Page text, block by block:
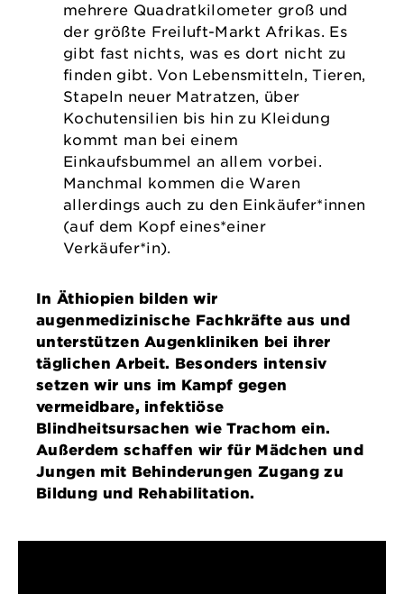
mehrere Quadratkilometer groß und
der größte Freiluft-Markt Afrikas. Es
gibt fast nichts, was es dort nicht zu
finden gibt. Von Lebensmitteln, Tieren,
Stapeln neuer Matratzen, über
Kochutensilien bis hin zu Kleidung
kommt man bei einem
Einkaufsbummel an allem vorbei.
Manchmal kommen die Waren
allerdings auch zu den Einkäufer*innen
(auf dem Kopf eines*einer
Verkäufer*in).
In Äthiopien bilden wir
augenmedizinische Fachkräfte aus und
unterstützen Augenkliniken bei ihrer
täglichen Arbeit. Besonders intensiv
setzen wir uns im Kampf gegen
vermeidbare, infektiöse
Blindheitsursachen wie Trachom ein.
Außerdem schaffen wir für Mädchen und
Jungen mit Behinderungen Zugang zu
Bildung und Rehabilitation.